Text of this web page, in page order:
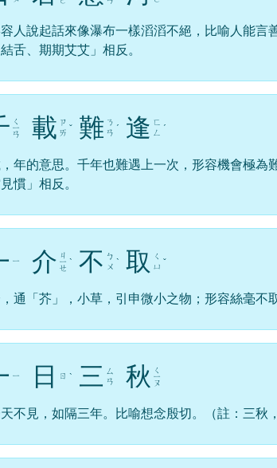
人說起話來像瀑布一樣滔滔不絕，比喻人能言
舌、期期艾艾」相反。
ㄑ
ㄧ
ㄢ 載 ㄗ
ㄞ ˇ 難 ㄋ
ㄢ ˊ 逢 ㄈ
ㄥ
ˊ
年的意思。千年也難遇上一次，形容機會極為
慣」相反。
ㄧ 介 ㄐ
ㄧ
ㄝ
ˋ 不 ㄅ
ㄨ ˋ 取
ㄑ
ㄩ ˇ
通「芥」，小草，引申微小之物；形容絲毫不
ㄧ 日 ㄖ ˋ 三 ㄙ
ㄢ
秋 ㄑ
ㄧ
ㄡ
不見，如隔三年。比喻想念殷切。（註：三秋